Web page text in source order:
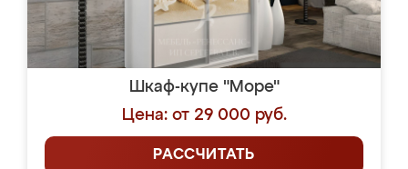
Шкаф-купе "Море"
Цена: от 29 000 руб.
РАССЧИТАТЬ